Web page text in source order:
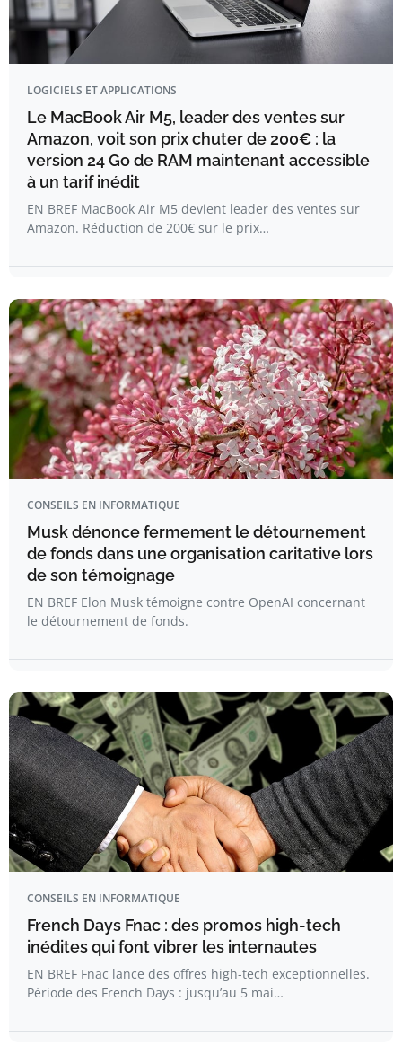
LOGICIELS ET APPLICATIONS
Le MacBook Air M5, leader des ventes sur
Amazon, voit son prix chuter de 200€ : la
version 24 Go de RAM maintenant accessible
à un tarif inédit
EN BREF MacBook Air M5 devient leader des ventes sur
Amazon. Réduction de 200€ sur le prix…
CONSEILS EN INFORMATIQUE
Musk dénonce fermement le détournement
de fonds dans une organisation caritative lors
de son témoignage
EN BREF Elon Musk témoigne contre OpenAI concernant
le détournement de fonds.
CONSEILS EN INFORMATIQUE
French Days Fnac : des promos high-tech
inédites qui font vibrer les internautes
EN BREF Fnac lance des offres high-tech exceptionnelles.
Période des French Days : jusqu’au 5 mai…